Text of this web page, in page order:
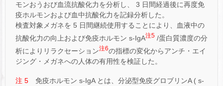
モンおうおび血流抗酸化力を分析し、 3 日間経過後に再度免
疫ホルモンおよび血中抗酸化力を記録分析した。
検査対象メガネを 5 日間継続使用することにより、血液中の
抗酸化力の向上および免疫ホルモン s-IgA注5 /蛋白質濃度の分
析によりリラクセーション注6の指標の変化からアンチ・エイ
ジング・メガネへの人体の有用性を検証した。
注 5 免疫ホルモン s-IgA とは、分泌型免疫グロブリンA ( s-